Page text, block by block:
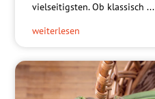
vielseitigsten. Ob klassisch ...
weiterlesen